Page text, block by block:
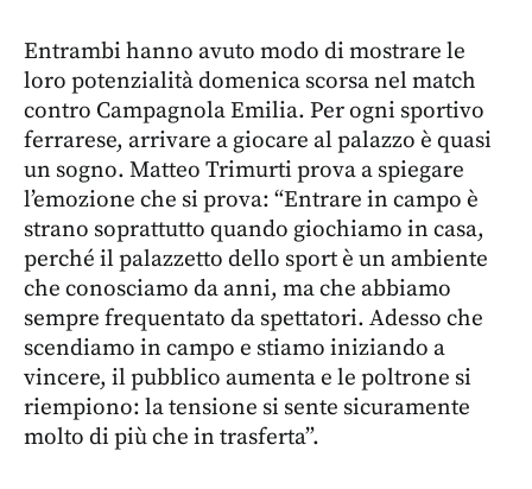
Entrambi hanno avuto modo di mostrare le
loro potenzialità domenica scorsa nel match
contro Campagnola Emilia. Per ogni sportivo
ferrarese, arrivare a giocare al palazzo è quasi
un sogno. Matteo Trimurti prova a spiegare
l’emozione che si prova: “Entrare in campo è
strano soprattutto quando giochiamo in casa,
perché il palazzetto dello sport è un ambiente
che conosciamo da anni, ma che abbiamo
sempre frequentato da spettatori. Adesso che
scendiamo in campo e stiamo iniziando a
vincere, il pubblico aumenta e le poltrone si
riempiono: la tensione si sente sicuramente
molto di più che in trasferta”.